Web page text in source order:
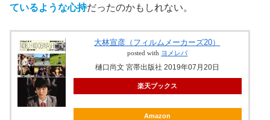
ているような心持だったのかもしれない。
大林宣彦（フィルムメーカーズ20）
posted with ヨメレバ
樋口尚文 宮帯出版社 2019年07月20日
楽天ブックス
Amazon